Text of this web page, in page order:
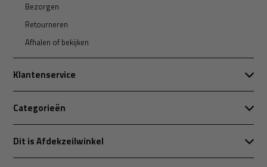
Bezorgen
Retourneren
Afhalen of bekijken
Klantenservice
Categorieën
Dit is Afdekzeilwinkel